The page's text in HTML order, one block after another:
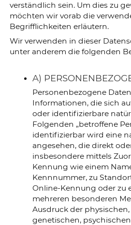
verständlich sein. Um dies zu
möchten wir vorab die
Begrifflichkeiten erläutern.
Wir verwenden in dieser
unter anderem die folgenden
A)
Personenbezogene
Informationen, die sich
oder identifizierbare
Folgenden „betroffene
identifizierbar wird eine
angesehen, die direkt
insbesondere mittels
Kennung wie einem
Kennnummer, zu
Online-Kennung oder zu
mehreren besonderen
Ausdruck der
genetischen,